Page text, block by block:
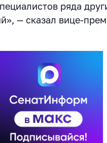
ряда
— сказал вице-